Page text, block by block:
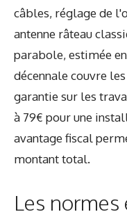
câbles, réglage de
antenne râteau
parabole, estimée
décennale couvre
garantie sur les
à 79€ pour une
avantage fiscal
montant total.
Les